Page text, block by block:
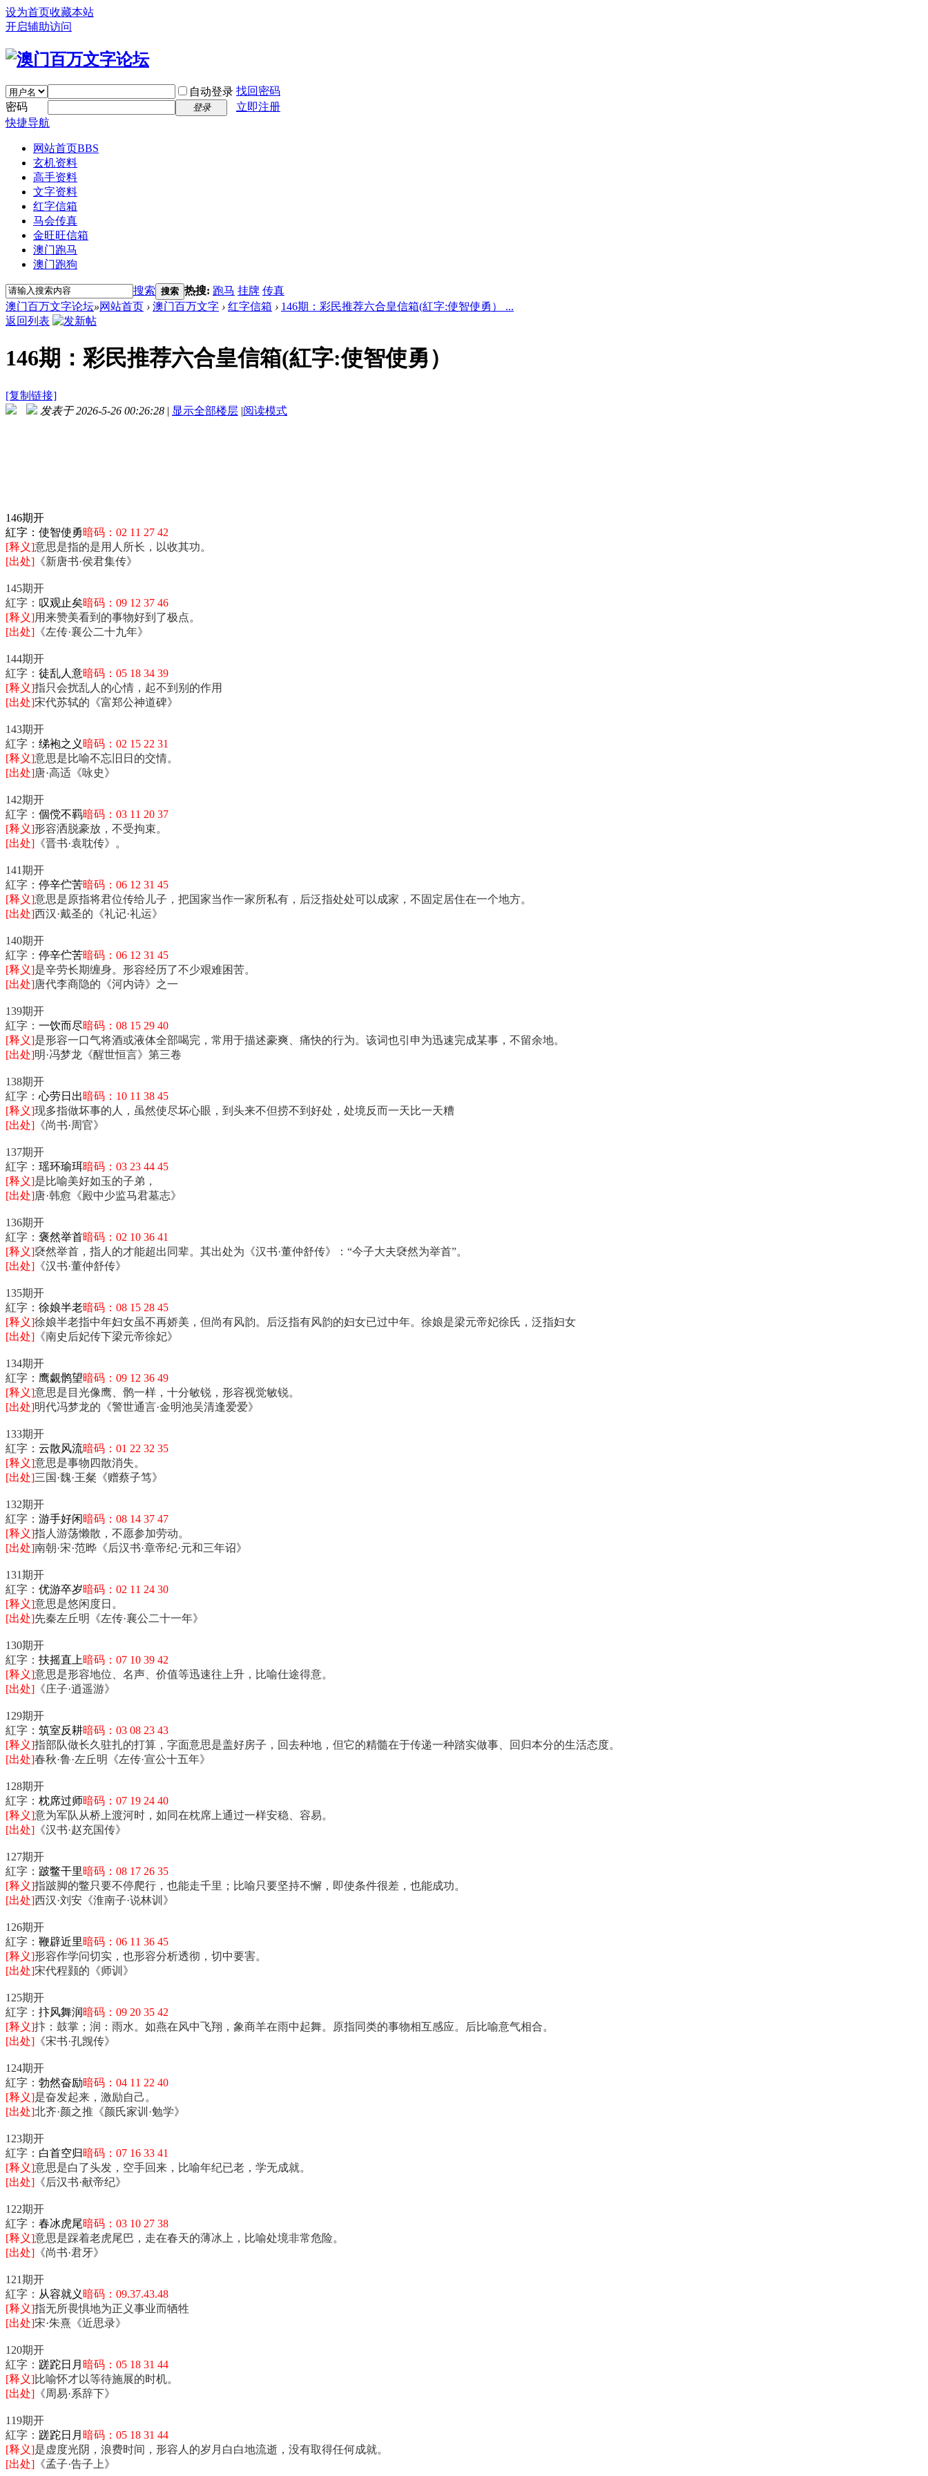
设为首页收藏本站
开启辅助访问
自动登录 找回密码
密码
登录
立即注册
快捷导航
网站首页BBS
玄机资料
高手资料
文字资料
红字信箱
马会传真
金旺旺信箱
澳门跑马
澳门跑狗
搜索 搜索 热搜: 跑马 挂牌 传真
澳门百万文字论坛»网站首页 › 澳门百万文字 › 红字信箱 › 146期：彩民推荐六合皇信箱(紅字:使智使勇） ...
返回列表
146期：彩民推荐六合皇信箱(紅字:使智使勇）
[复制链接]
发表于 2026-5-26 00:26:28 | 显示全部楼层 |阅读模式
146期开
紅字： 使智使勇暗码：02 11 27 42
[释义]意思是指的是用人所长，以收其功。
[出处] 《新唐书·侯君集传》
145期开
紅字： 叹观止矣暗码：09 12 37 46
[释义]用来赞美看到的事物好到了极点。
[出处] 《左传·襄公二十九年》
144期开
紅字： 徒乱人意暗码：05 18 34 39
[释义]指只会扰乱人的心情，起不到别的作用
[出处]宋代苏轼的《富郑公神道碑》
143期开
紅字： 绨袍之义 暗码：02 15 22 31
[释义]意思是比喻不忘旧日的交情。
[出处]唐·高适《咏史》
142期开
紅字： 個傥不羁暗码：03 11 20 37
[释义]形容洒脱豪放，不受拘束。
[出处] 《晋书·袁耽传》。
141期开
紅字： 停辛伫苦暗码：06 12 31 45
[释义]意思是原指将君位传给儿子，把国家当作一家所私有，后泛指处处可以成家，不固定居住在一个地方。
[出处]西汉·戴圣的《礼记·礼运》
140期开
紅字： 停辛伫苦暗码：06 12 31 45
[释义]是辛劳长期缠身。形容经历了不少艰难困苦。
[出处]唐代李商隐的《河内诗》之一
139期开
紅字： 一饮而尽暗码：08 15 29 40
[释义]是形容一口气将酒或液体全部喝完，常用于描述豪爽、痛快的行为。该词也引申为迅速完成某事，不留余地。
[出处]明·冯梦龙《醒世恒言》第三卷
138期开
紅字： 心劳日出暗码：10 11 38 45
[释义]现多指做坏事的人，虽然使尽坏心眼，到头来不但捞不到好处，处境反而一天比一天糟
[出处] 《尚书·周官》
137期开
紅字： 瑶环瑜珥暗码：03 23 44 45
[释义]是比喻美好如玉的子弟，
[出处]唐·韩愈《殿中少监马君墓志》
136期开
紅字： 褒然举首暗码：02 10 36 41
[释义]褎然举首，指人的才能超出同辈。其出处为《汉书·董仲舒传》：“今子大夫褎然为举首”。
[出处] 《汉书·董仲舒传》
135期开
紅字： 徐娘半老暗码：08 15 28 45
[释义]徐娘半老指中年妇女虽不再娇美，但尚有风韵。后泛指有风韵的妇女已过中年。徐娘是梁元帝妃徐氏，泛指妇女
[出处] 《南史后妃传下梁元帝徐妃》
134期开
紅字： 鹰覷鹘望暗码：09 12 36 49
[释义]意思是目光像鹰、鹘一样，十分敏锐，形容视觉敏锐。
[出处]明代冯梦龙的《警世通言·金明池吴清逢爱爱》
133期开
紅字： 云散风流暗码：01 22 32 35
[释义]意思是事物四散消失。
[出处]三国·魏·王粲《赠蔡子笃》
132期开
紅字： 游手好闲暗码：08 14 37 47
[释义]指人游荡懒散，不愿参加劳动。
[出处]南朝·宋·范晔《后汉书·章帝纪·元和三年诏》
131期开
紅字： 优游卒岁暗码：02 11 24 30
[释义]意思是悠闲度日。
[出处]先秦左丘明《左传·襄公二十一年》
130期开
紅字： 扶摇直上暗码：07 10 39 42
[释义]意思是形容地位、名声、价值等迅速往上升，比喻仕途得意。
[出处] 《庄子·逍遥游》
129期开
紅字： 筑室反耕暗码：03 08 23 43
[释义]指部队做长久驻扎的打算，字面意思是盖好房子，回去种地，但它的精髓在于传递一种踏实做事、回归本分的生活态度。
[出处]春秋·鲁·左丘明《左传·宣公十五年》
128期开
紅字： 枕席过师暗码：07 19 24 40
[释义]意为军队从桥上渡河时，如同在枕席上通过一样安稳、容易。
[出处] 《汉书·赵充国传》
127期开
紅字： 跛鳖干里暗码：08 17 26 35
[释义]指跛脚的鳖只要不停爬行，也能走千里；比喻只要坚持不懈，即使条件很差，也能成功。
[出处]西汉·刘安《淮南子·说林训》
126期开
紅字： 鞭辟近里暗码：06 11 36 45
[释义]形容作学问切实，也形容分析透彻，切中要害。
[出处]宋代程颢的《师训》
125期开
紅字： 抃风舞润暗码：09 20 35 42
[释义]抃：鼓掌；润：雨水。如燕在风中飞翔，象商羊在雨中起舞。原指同类的事物相互感应。后比喻意气相合。
[出处] 《宋书·孔觊传》
124期开
紅字： 勃然奋励暗码：04 11 22 40
[释义]是奋发起来，激励自己。
[出处]北齐·颜之推《颜氏家训·勉学》
123期开
紅字： 白首空归暗码：07 16 33 41
[释义]意思是白了头发，空手回来，比喻年纪已老，学无成就。
[出处] 《后汉书·献帝纪》
122期开
紅字： 春冰虎尾暗码：03 10 27 38
[释义]意思是踩着老虎尾巴，走在春天的薄冰上，比喻处境非常危险。
[出处] 《尚书·君牙》
121期开
紅字： 从容就义 暗码：09.37.43.48
[释义]指无所畏惧地为正义事业而牺牲
[出处]宋·朱熹《近思录》
120期开
紅字： 蹉跎日月 暗码：05 18 31 44
[释义]比喻怀才以等待施展的时机。
[出处] 《周易·系辞下》
119期开
紅字： 蹉跎日月 暗码：05 18 31 44
[释义]是虚度光阴，浪费时间，形容人的岁月白白地流逝，没有取得任何成就。
[出处] 《孟子·告子上》